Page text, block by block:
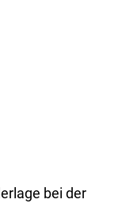
bei der